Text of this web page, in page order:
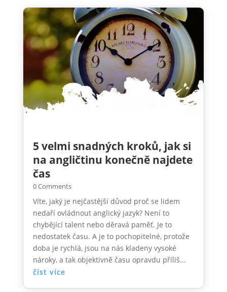
5 velmi snadných kroků, jak si
na angličtinu konečně najdete
čas
0 Comments
Víte, jaký je nejčastější důvod proč se lidem
nedaří ovládnout anglický jazyk? Není to
chybějící talent nebo děravá paměť. Je to
nedostatek času. A je to pochopitelné, protože
doba je rychlá, jsou na nás kladeny vysoké
nároky, a tak objektivně času opravdu příliš...
číst více